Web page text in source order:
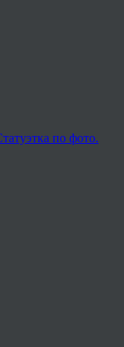
по фото.